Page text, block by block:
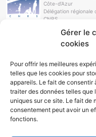
Gérer le
cookies
Pour offrir les meilleures
telles que les cookies pour
appareils. Le fait de consentir
traiter des données telles que
uniques sur ce site. Le fait de
consentement peut avoir un
fonctions.
Côte-d’Azur
Délégation régionale
CNRS
250, rue Albert-
CS 10269
e-mail
04 93 95 78 21
LE CAES
LE CAES MAG
LE CAES DU CNRS